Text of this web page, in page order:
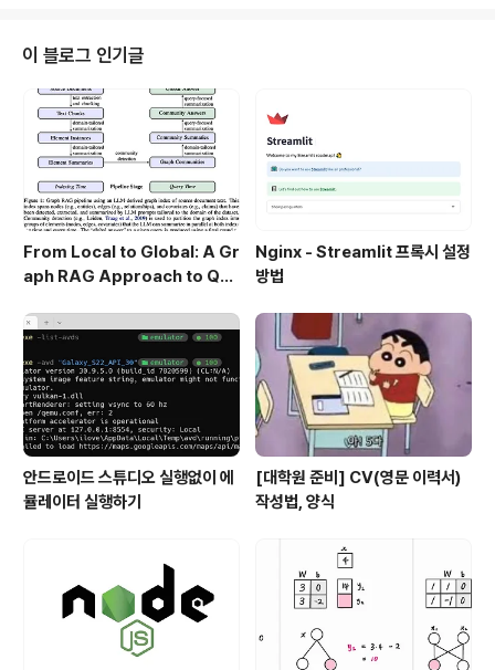
정해야 할 소스 파일이 너무 많아서 고민하던 "콘"은 소스
코드에 작성된 모든 괄호를 뽑아서 올바른 순서대로 배치
된 괄호 문자열을 알려주는 프로그램을 다음과 같이 개발
하려고 합니다. 용어의 정의 '(' 와 ')' 로만 이루어진 문자열
이 있을 경우, '(' 의 개수와 ')' 의 개수가 같다면 이를 균형
잡힌 ..
이 블로그 인기글
From Local to Global: A Gr
aph RAG Approach to Que
n
Nginx - Streamlit 프록시 설정
방법
안드로이드 스튜디오 실행없이 에
뮬레이터 실행하기
[대학원 준비] CV(영문 이력서)
작성법, 양식